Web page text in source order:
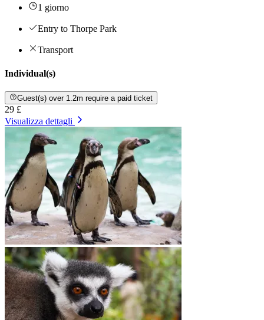
1 giorno
Entry to Thorpe Park
Transport
Individual(s)
Guest(s) over 1.2m require a paid ticket
29 £
Visualizza dettagli